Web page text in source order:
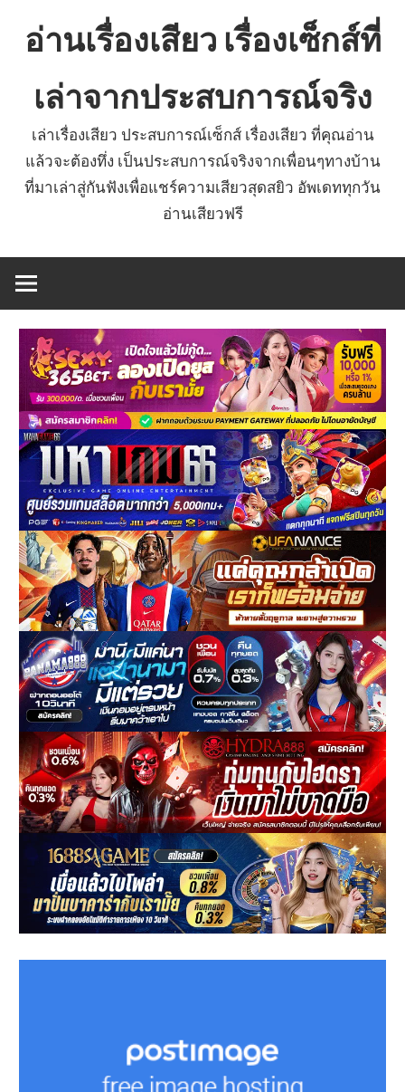
อ่านเรื่องเสียว เรื่องเซ็กส์ที่
เล่าจากประสบการณ์จริง
เล่าเรื่องเสียว ประสบการณ์เซ็กส์ เรื่องเสียว ที่คุณอ่าน
แล้วจะต้องทึ่ง เป็นประสบการณ์จริงจากเพื่อนๆทางบ้าน
ที่มาเล่าสู่กันฟังเพื่อแชร์ความเสียวสุดสยิว อัพเดททุกวัน
อ่านเสียวฟรี